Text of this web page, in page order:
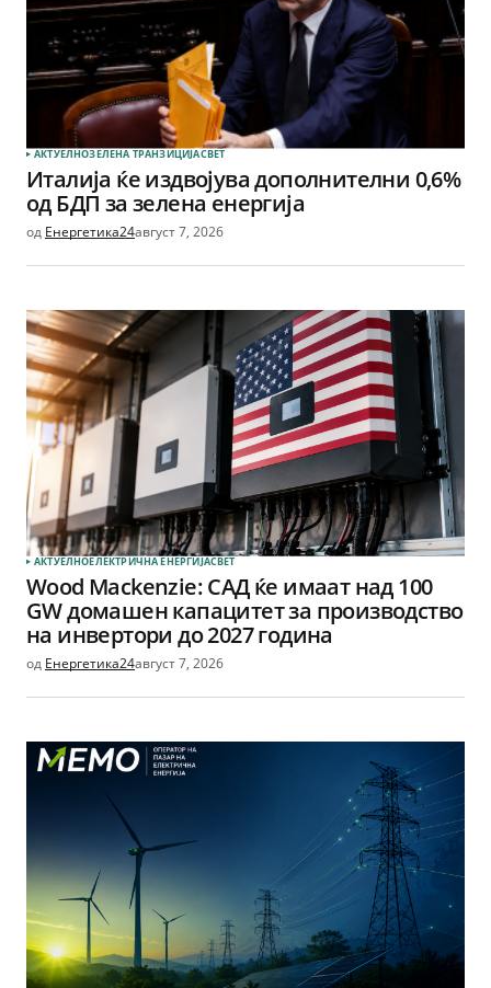
АКТУЕЛНОЗЕЛЕНА ТРАНЗИЦИЈАСВЕТ
Италија ќе издвојува дополнителни 0,6%
од БДП за зелена енергија
од Енергетика24август 7, 2026
АКТУЕЛНОЕЛЕКТРИЧНА ЕНЕРГИЈАСВЕТ
Wood Mackenzie: САД ќе имаат над 100
GW домашен капацитет за производство
на инвертори до 2027 година
од Енергетика24август 7, 2026